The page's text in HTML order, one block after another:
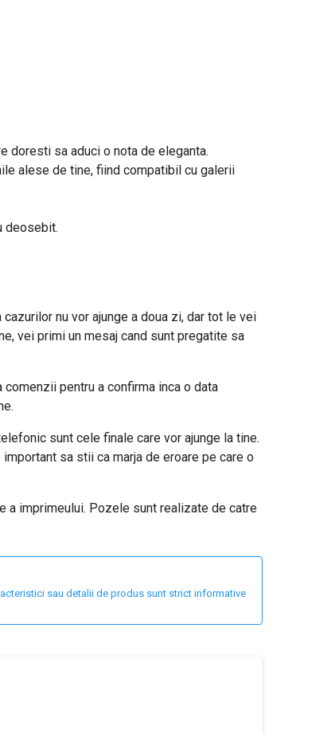
doresti sa aduci o nota de eleganta.
alese de tine, fiind compatibil cu galerii
deosebit.
nu vor ajunge a doua zi, dar tot le vei
vei primi un mesaj cand sunt pregatite sa
pentru a confirma inca o data
sunt cele finale care vor ajunge la tine.
sa stii ca marja de eroare pe care o
imprimeului. Pozele sunt realizate de catre
sau detalii de produs sunt strict informative